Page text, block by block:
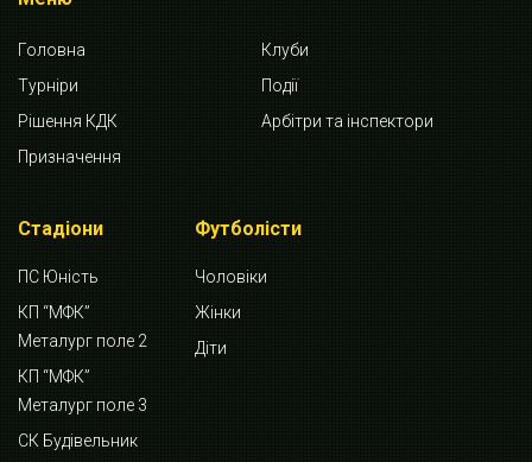
Головна
Клуби
Турніри
Події
Рішення КДК
Арбітри та інспектори
Призначення
Стадіони
ПС Юність
КП “МФК”
Металург поле 2
КП “МФК”
Металург поле 3
СК Будівельник
Футболісти
Чоловіки
Жінки
Діти